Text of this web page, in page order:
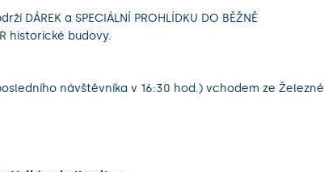
DÁREK a SPECIÁLNÍ PROHLÍDKU DO BĚŽNĚ
historické budovy.
návštěvníka v 16:30 hod.) vchodem ze Železné